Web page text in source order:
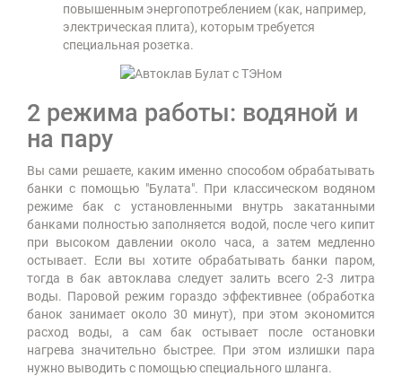
повышенным энергопотреблением (как, например,
электрическая плита), которым требуется
специальная розетка.
2 режима работы: водяной и
на пару
Вы сами решаете, каким именно способом обрабатывать
банки с помощью "Булата". При классическом водяном
режиме бак с установленными внутрь закатанными
банками полностью заполняется водой, после чего кипит
при высоком давлении около часа, а затем медленно
остывает. Если вы хотите обрабатывать банки паром,
тогда в бак автоклава следует залить всего 2-3 литра
воды. Паровой режим гораздо эффективнее (обработка
банок занимает около 30 минут), при этом экономится
расход воды, а сам бак остывает после остановки
нагрева значительно быстрее. При этом излишки пара
нужно выводить с помощью специального шланга.